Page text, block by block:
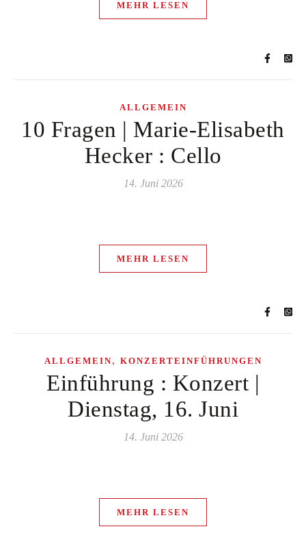
MEHR LESEN
ALLGEMEIN
10 Fragen | Marie-Elisabeth
Hecker : Cello
14. Juni 2026
MEHR LESEN
ALLGEMEIN, KONZERTEINFÜHRUNGEN
Einführung : Konzert |
Dienstag, 16. Juni
14. Juni 2026
MEHR LESEN